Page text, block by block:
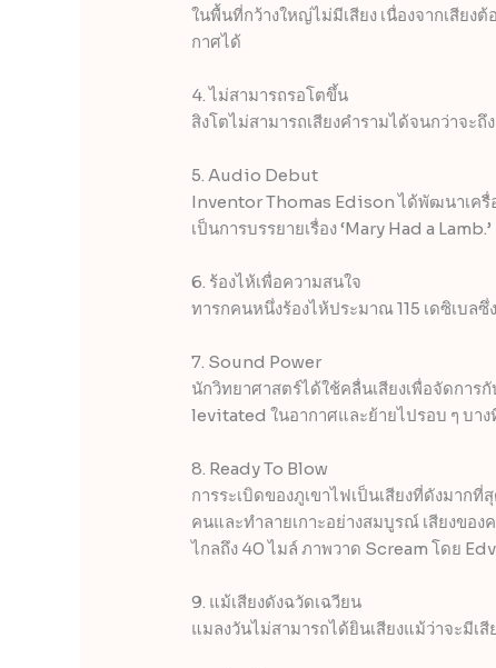
ในพื้นที่กว้างใหญ่ไม่มีเสียง เนื่องจากเสียง
กาศได้
4. ไม่สามารถรอโตขึ้น
สิงโตไม่สามารถเสียงคำรามได้จนกว่าจะถึ
5. Audio Debut
Inventor Thomas Edison ได้พัฒนาเครื่
เป็นการบรรยายเรื่อง ‘Mary Had a Lamb.’
6. ร้องไห้เพื่อความสนใจ
ทารกคนหนึ่งร้องไห้ประมาณ 115 เดซิเบลซึ่
7. Sound Power
นักวิทยาศาสตร์ได้ใช้คลื่นเสียงเพื่อจัดการ
levitated ในอากาศและย้ายไปรอบ ๆ บาง
8. Ready To Blow
การระเบิดของภูเขาไฟเป็นเสียงที่ดังมาก
คนและทำลายเกาะอย่างสมบูรณ์ เสียงขอ
ไกลถึง 40 ไมล์ ภาพวาด Scream โดย
9. แม้เสียงดังฉวัดเฉวียน
แมลงวันไม่สามารถได้ยินเสียงแม้ว่าจะมีเสี